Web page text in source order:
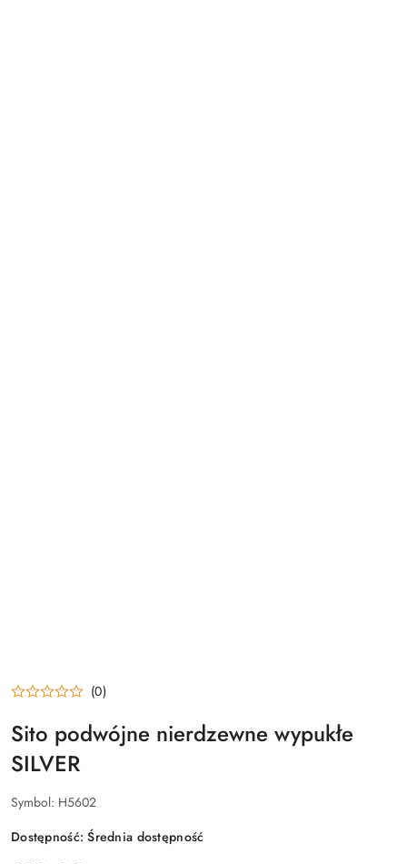
(0)
Sito podwójne nierdzewne wypukłe
SILVER
Symbol: H5602
Dostępność:Średnia dostępność